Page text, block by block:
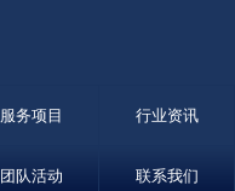
服务项目 行业资讯
团队活动 联系我们